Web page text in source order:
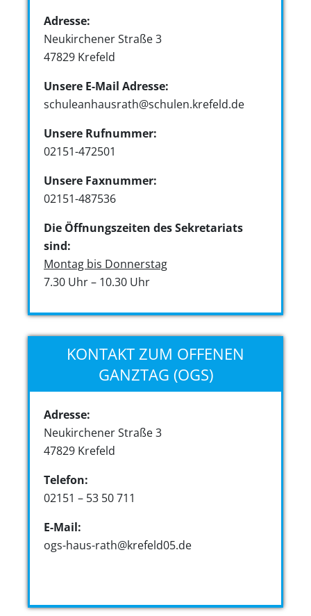
Adresse:
Neukirchener Straße 3
47829 Krefeld
Unsere E-Mail Adresse:
schuleanhausrath@schulen.krefeld.de
Unsere Rufnummer:
02151-472501
Unsere Faxnummer:
02151-487536
Die Öffnungszeiten des Sekretariats
sind:
Montag bis Donnerstag
7.30 Uhr – 10.30 Uhr
KONTAKT ZUM OFFENEN
GANZTAG (OGS)
Adresse:
Neukirchener Straße 3
47829 Krefeld
Telefon:
02151 – 53 50 711
E-Mail:
ogs-haus-rath@krefeld05.de